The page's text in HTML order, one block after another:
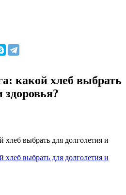
какой хлеб выбрать
здоровья?
хлеб выбрать для долголетия и